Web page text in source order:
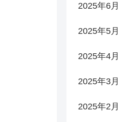
2025年6月
2025年5月
2025年4月
2025年3月
2025年2月